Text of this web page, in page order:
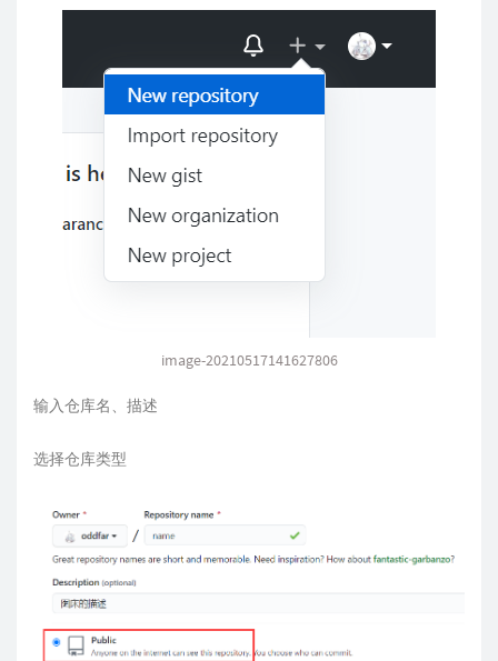
image-20210517141627806
输入仓库名、描述
选择仓库类型